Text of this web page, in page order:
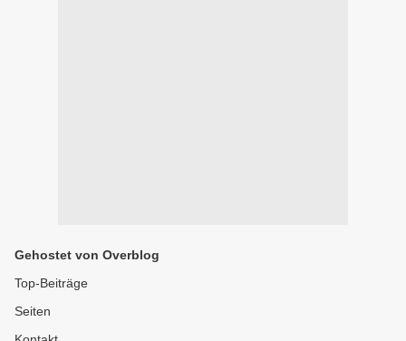
Gehostet von Overblog
Top-Beiträge
Seiten